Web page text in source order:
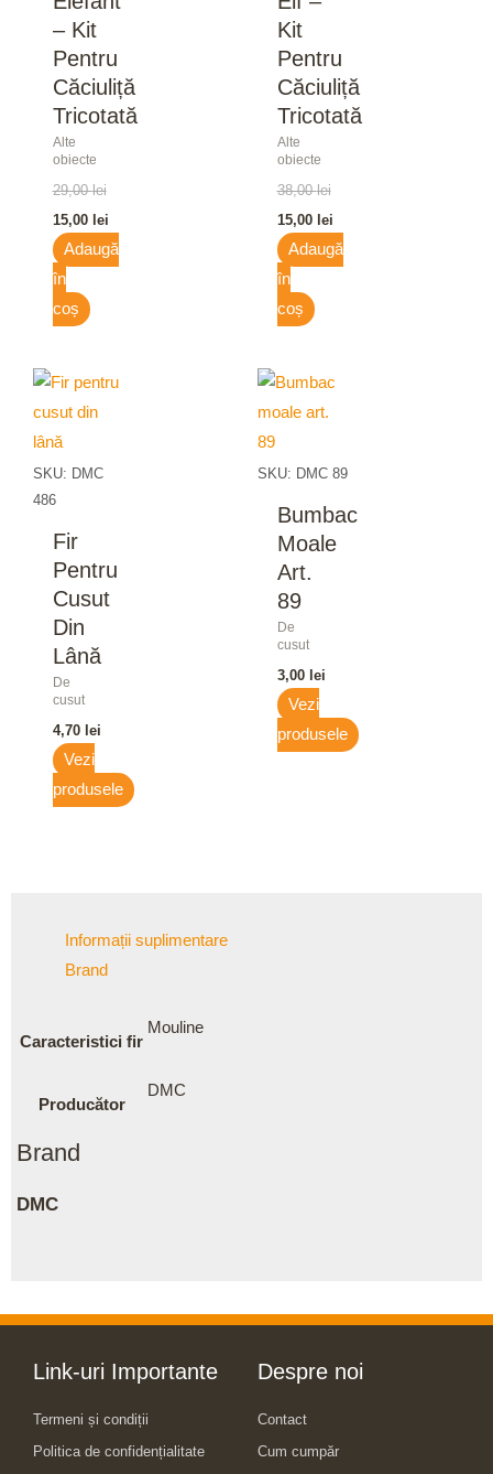
– Kit
Pentru
Căciuliță
Tricotată
Alte
obiecte
29,00lei
15,00 lei
Adaugă
în
coș
Kit
Pentru
Căciuliță
Tricotată
Alte
obiecte
38,00lei
15,00 lei
Adaugă
în
coș
SKU: DMC
486
Fir
Pentru
Cusut
Din
Lână
De
cusut
4,70 lei
Vezi
produsele
SKU: DMC 89
Bumbac
Moale
Art.
89
De
cusut
3,00 lei
Vezi
produsele
Informații suplimentare
Brand
Caracteristici fir
Mouline
Producător
DMC
Brand
DMC
Link-uri Importante
Termeni și condiții
Politica de confidențialitate
Despre noi
Contact
Cum cumpăr